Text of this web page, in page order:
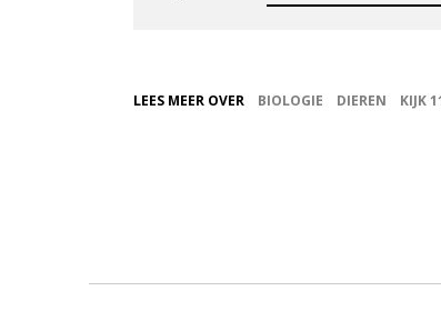
LEES MEER OVER BIOLOGIE DIEREN KIJK